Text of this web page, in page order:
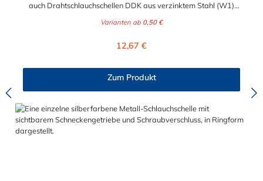
auch Drahtschlauchschellen DDK aus verzinktem Stahl (W1)
Befestigung von Vakuumschlauch, Spiralschlauch oder anderen
(verzinkter Stahl) ist für Anwendungen mit geringer
angegebene Spannbereich entspricht dem Innendurchmesser
der Doppeldrahtklemme, und muss somit Ihren gemessenen
Schlauchaußendurchmesser einschließen, damit der
entsprechende Schlauch befestigt werden kann.
Varianten ab 0,50 €
Regulärer Preis:
12,67 €
Zum Produkt